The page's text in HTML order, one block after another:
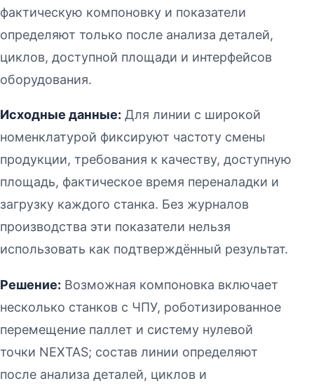
фактическую компоновку и показатели
определяют только после анализа деталей,
циклов, доступной площади и интерфейсов
оборудования.
Исходные данные: Для линии с широкой
номенклатурой фиксируют частоту смены
продукции, требования к качеству, доступную
площадь, фактическое время переналадки и
загрузку каждого станка. Без журналов
производства эти показатели нельзя
использовать как подтверждённый результат.
Решение: Возможная компоновка включает
несколько станков с ЧПУ, роботизированное
перемещение паллет и систему нулевой
точки NEXTAS; состав линии определяют
после анализа деталей, циклов и